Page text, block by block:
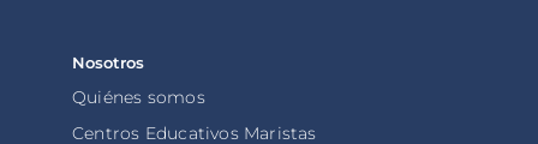
Nosotros
Quiénes somos
Centros Educativos Maristas